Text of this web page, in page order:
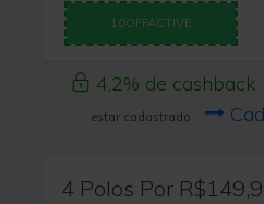
10OFFACTIVE
4,2% de cashback
estar cadastrado
4 Polos Por